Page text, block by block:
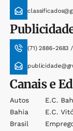
(71) 2886-2683
Canais e
Autos
Bahia
Brasil
E.c.
E.c.